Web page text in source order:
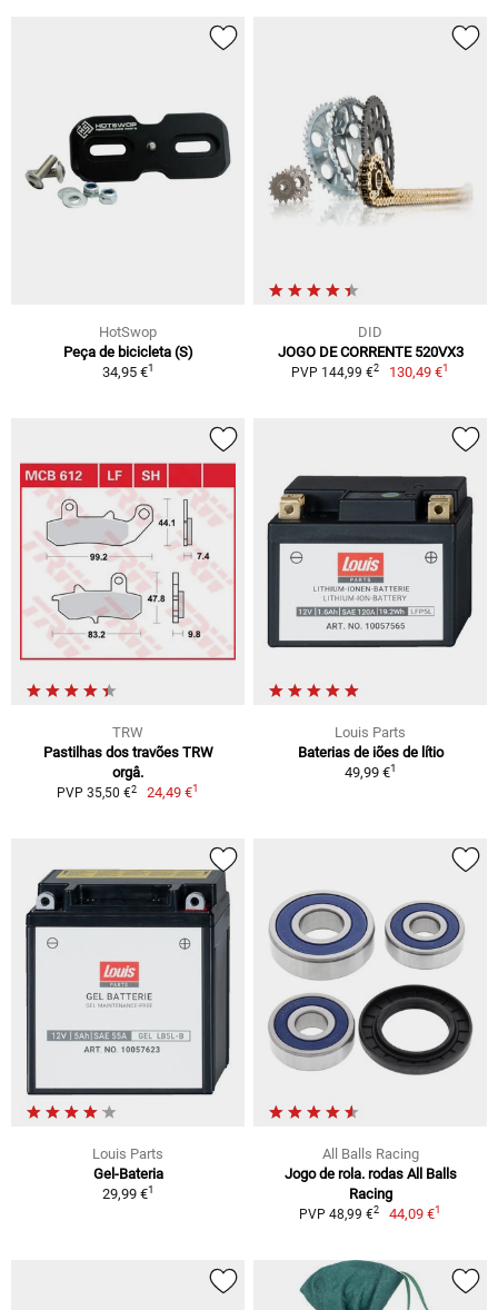
HotSwop
Peça de bicicleta (S)
34,95 €1
DID
JOGO DE CORRENTE 520VX3
PVP 144,99 €2 130,49 €1
TRW
Pastilhas dos travões TRW
orgâ.
PVP 35,50 €2 24,49 €1
Louis Parts
Baterias de iões de lítio
49,99 €1
Louis Parts
Gel-Bateria
29,99 €1
All Balls Racing
Jogo de rola. rodas All Balls
Racing
PVP 48,99 €2 44,09 €1